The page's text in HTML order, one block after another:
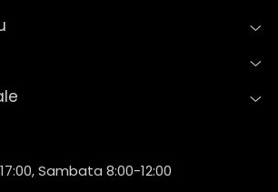
Sambata 8:00-12:00